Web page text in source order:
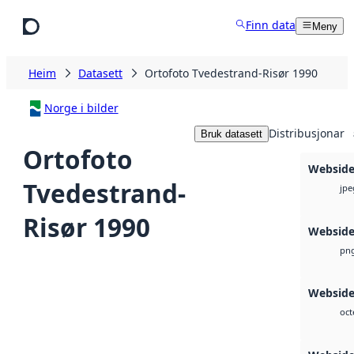
Finn data Meny
Heim Datasett Ortofoto Tvedestrand-Risør 1990
Norge i bilder
Ortofoto
Tvedestrand-
Risør 1990
Bruk datasett Distribusjonar
Webside
Webside